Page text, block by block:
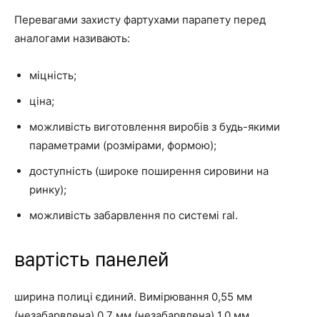
Перевагами захисту фартухами парапету перед
аналогами називають:
міцність;
ціна;
можливість виготовлення виробів з будь-якими
параметрами (розмірами, формою);
доступність (широке поширення сировини на
ринку);
можливість забарвлення по системі ral.
вартість панелей
ширина полиці єдиний. Вимірювання 0,55 мм